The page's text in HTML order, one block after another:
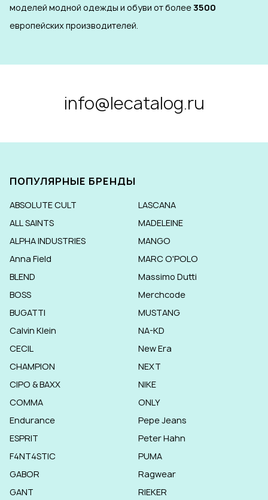
моделей модной одежды и обуви от более3500
европейских производителей.
info@lecatalog.ru
ПОПУЛЯРНЫЕ БРЕНДЫ
ABSOLUTE CULT
ALL SAINTS
ALPHA INDUSTRIES
Anna Field
BLEND
BOSS
BUGATTI
Calvin Klein
CECIL
CHAMPION
CIPO & BAXX
COMMA
Endurance
ESPRIT
F4NT4STIC
GABOR
GANT
LASCANA
MADELEINE
MANGO
MARC O'POLO
Massimo Dutti
Merchcode
MUSTANG
NA-KD
New Era
NEXT
NIKE
ONLY
Pepe Jeans
Peter Hahn
PUMA
Ragwear
RIEKER